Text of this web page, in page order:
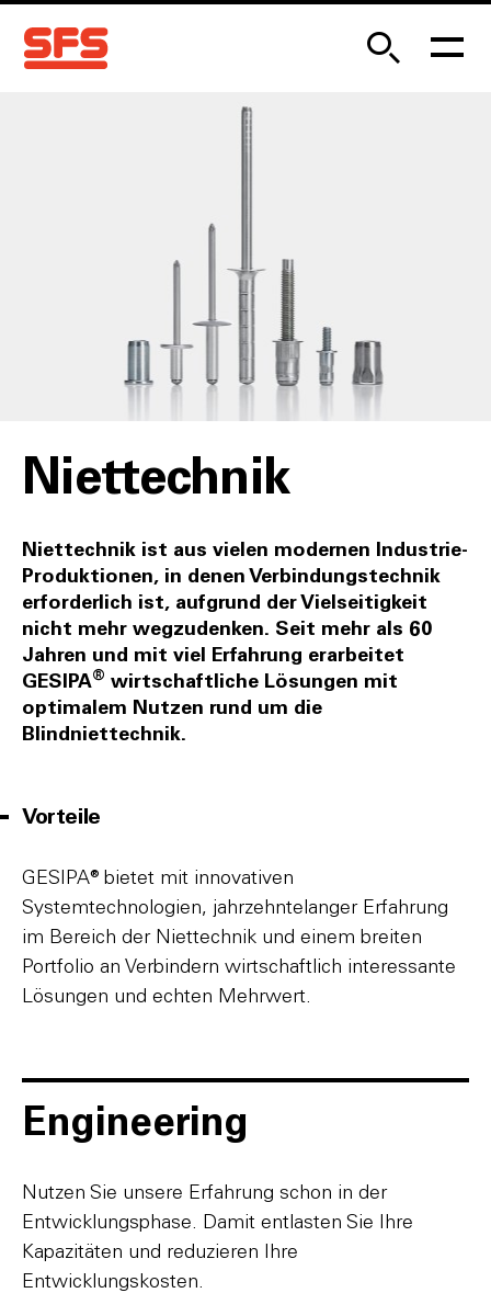
Niettechnik
Niettechnik ist aus vielen modernen Industrie-
Produktionen, in denen Verbindungstechnik
erforderlich ist, aufgrund der Vielseitigkeit
nicht mehr wegzudenken. Seit mehr als 60
Jahren und mit viel Erfahrung erarbeitet
GESIPA® wirtschaftliche Lösungen mit
optimalem Nutzen rund um die
Blindniettechnik.
Vorteile
GESIPA® bietet mit innovativen
Systemtechnologien, jahrzehntelanger Erfahrung
im Bereich der Niettechnik und einem breiten
Portfolio an Verbindern wirtschaftlich interessante
Lösungen und echten Mehrwert.
Engineering
Nutzen Sie unsere Erfahrung schon in der
Entwicklungsphase. Damit entlasten Sie Ihre
Kapazitäten und reduzieren Ihre
Entwicklungskosten.